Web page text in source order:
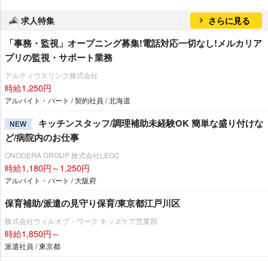
求人特集 さらに見る
「事務・監視」オープニング募集!電話対応一切なし!メルカリア
プリの監視・サポート業務
アルティウスリンク株式会社
時給1,250円
アルバイト・パート / 契約社員 / 北海道
NEW
キッチンスタッフ/調理補助未経験OK 簡単な盛り付けな
ど/病院内のお仕事
ONODERA GROUP 株式会社LEOC
時給1,180円～1,250円
アルバイト・パート / 大阪府
保育補助/派遣の見守り保育/東京都江戸川区
株式会社ウィルオブ・ワーク キッズケア営業部
時給1,850円～
派遣社員 / 東京都